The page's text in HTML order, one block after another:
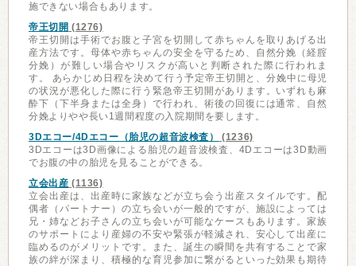
施できない場合もあります。
帝王切開 (1276)
帝王切開は手術でお腹と子宮を切開して赤ちゃんを取りあげる出
産方法です。母体や赤ちゃんの安全を守るため、自然分娩（経腟
分娩）が難しい場合やリスクが高いと判断された際に行われま
す。 あらかじめ日程を決めて行う予定帝王切開と、分娩中に母児
の状況が悪化した際に行う緊急帝王切開があります。いずれも麻
酔下（下半身または全身）で行われ、術後の回復には通常、自然
分娩よりやや長い1週間程度の入院期間を要します。
3Dエコー/4Dエコー（胎児の超音波検査）
(1236)
3Dエコーは3D画像による胎児の超音波検査、4Dエコーは3D動画
でお腹の中の胎児を見ることができる。
立会出産 (1136)
立会出産は、出産時に家族などが立ち会う出産スタイルです。配
偶者（パートナー）の立ち会いが一般的ですが、施設によっては
兄・姉などお子さんの立ち会いが可能なケースもあります。家族
のサポートにより産婦の不安や緊張が軽減され、安心して出産に
臨めるのがメリットです。また、誕生の瞬間を共有することで家
族の絆が深まり、積極的な育児参加に繋がるといった効果も期待